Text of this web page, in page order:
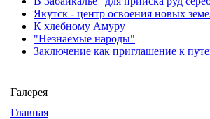
Якутск - центр освоения новых
К хлебному Амуру
"Незнаемые народы"
Заключение как приглашение к
Галерея
Главная